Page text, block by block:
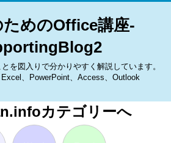
ためのOffice講座-
を図入りで分かりやすく解説しています。
、PowerPoint、Access、Outlook
カテゴリーへ